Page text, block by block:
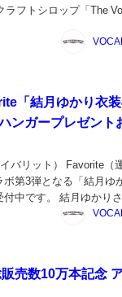
ラフトシロップ「The
「結月ゆかり衣
ンガープレゼント
バリット） Favorite（
第3弾となる「結月ゆ
中です。 結月ゆかりさ
結月ゆかり衣装再現
売数10万本記念